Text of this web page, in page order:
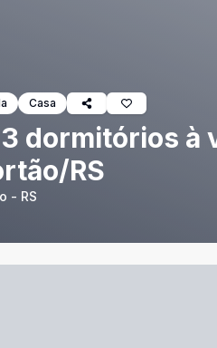
Casa
dormitórios à
RS
- RS